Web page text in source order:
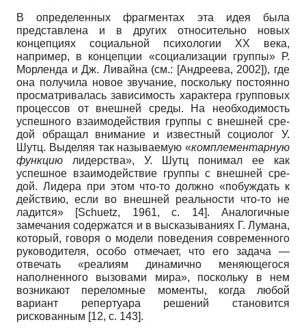
В определенных фрагментах эта идея была
представлена и в других относи­тельно новых
концепциях социальной психологии ХХ века,
например, в кон­цепции «социализации группы» Р.
Мор­ленда и Дж. Ливайна (см.: [Андреева, 2002]), где
она получила новое звучание, поскольку по­стоянно
просматривалась зависимость характера групповых
процессов от внеш­ней среды. На необходимость
успешного взаимодействия группы с внешней сре­
дой обращал внимание и известный со­циолог У.
Шутц. Выделяя так называе­мую «комплементарную
функцию лидер­ства», У. Шутц понимал ее как
успешное взаимодействие группы с внешней сре­
дой. Лидера при этом что-то должно «побуждать к
действию, если во внеш­ней реальности что-то не
ладится» [Schuetz, 1961, с. 14]. Аналогичные
замечания со­держатся и в высказываниях Г. Лумана,
который, говоря о модели поведения со­временного
руководителя, особо отмеча­ет, что его задача —
отвечать «реалиям динамично меняющегося
наполненного вызовами мира», поскольку в нем
возни­кают переломные моменты, когда любой
вариант репертуара решений становится
рискованным [12, с. 143].